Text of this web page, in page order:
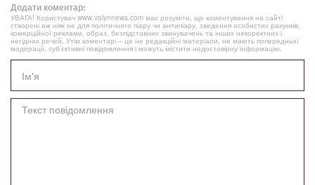
Додати коментар:
УВАГА! Користувач www.volynnews.com має розуміти, що коментування на сайті
створені аж ніяк не для політичного піару чи антипіару, зведення особистих рахунків,
комерційної реклами, образ, безпідставних звинувачень та інших некоректних і
негідних речей. Утім коментарі – це не редакційні матеріали, не мають попередньої
модерації, суб’єктивні повідомлення і можуть містити недостовірну інформацію.